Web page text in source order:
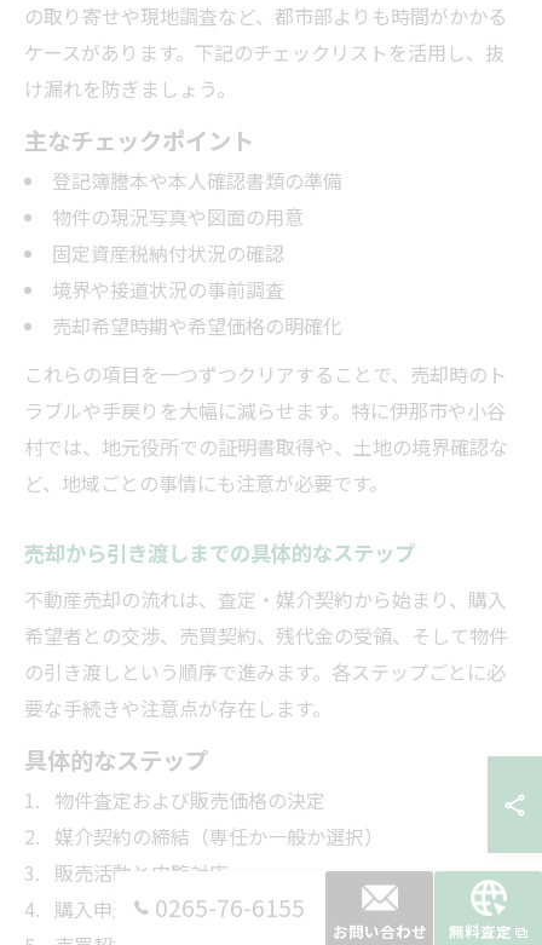
の取り寄せや現地調査など、都市部よりも時間がかかる
ケースがあります。下記のチェックリストを活用し、抜
け漏れを防ぎましょう。
主なチェックポイント
登記簿謄本や本人確認書類の準備
物件の現況写真や図面の用意
固定資産税納付状況の確認
境界や接道状況の事前調査
売却希望時期や希望価格の明確化
これらの項目を一つずつクリアすることで、売却時のト
ラブルや手戻りを大幅に減らせます。特に伊那市や小谷
村では、地元役所での証明書取得や、土地の境界確認な
ど、地域ごとの事情にも注意が必要です。
売却から引き渡しまでの具体的なステップ
不動産売却の流れは、査定・媒介契約から始まり、購入
希望者との交渉、売買契約、残代金の受領、そして物件
の引き渡しという順序で進みます。各ステップごとに必
要な手続きや注意点が存在します。
具体的なステップ
物件査定および販売価格の決定
媒介契約の締結（専任か一般か選択）
販売活動と内覧対応
購入申込み・条件交渉
0265-76-6155
お問い合わせ 無料査定